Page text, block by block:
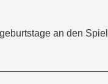
an den